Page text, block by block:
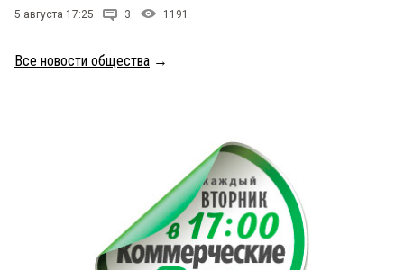
5 августа 17:25 3 1191
Все новости общества →